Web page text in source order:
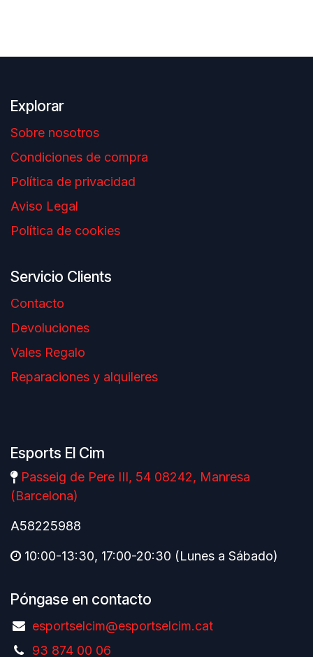
Explorar
Sobre nosotros
Condiciones de compra
Política de privacidad
Aviso Legal
Política de cookies
Servicio Clients
Contacto
Devoluciones
Vales Regalo
Reparaciones y alquileres
Esports El Cim
Passeig de Pere III, 54 08242, Manresa
(Barcelona)
A58225988
10:00-13:30, 17:00-20:30 (Lunes a Sábado)
Póngase en contacto
esportselcim@esportselcim.cat
93 874 00 06